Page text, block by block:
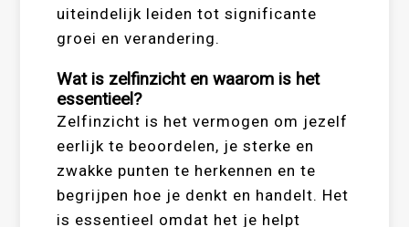
uiteindelijk leiden tot significante
groei en verandering.
Wat is zelfinzicht en waarom is het
essentieel?
Zelfinzicht is het vermogen om jezelf
eerlijk te beoordelen, je sterke en
zwakke punten te herkennen en te
begrijpen hoe je denkt en handelt. Het
is essentieel omdat het je helpt